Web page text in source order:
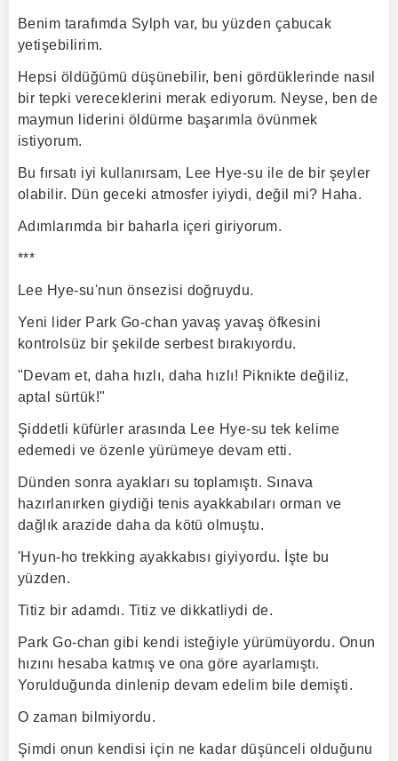
Benim tarafımda Sylph var, bu yüzden çabucak
yetişebilirim.
Hepsi öldüğümü düşünebilir, beni gördüklerinde nasıl
bir tepki vereceklerini merak ediyorum. Neyse, ben de
maymun liderini öldürme başarımla övünmek
istiyorum.
Bu fırsatı iyi kullanırsam, Lee Hye-su ile de bir şeyler
olabilir. Dün geceki atmosfer iyiydi, değil mi? Haha.
Adımlarımda bir baharla içeri giriyorum.
***
Lee Hye-su'nun önsezisi doğruydu.
Yeni lider Park Go-chan yavaş yavaş öfkesini
kontrolsüz bir şekilde serbest bırakıyordu.
"Devam et, daha hızlı, daha hızlı! Piknikte değiliz,
aptal sürtük!"
Şiddetli küfürler arasında Lee Hye-su tek kelime
edemedi ve özenle yürümeye devam etti.
Dünden sonra ayakları su toplamıştı. Sınava
hazırlanırken giydiği tenis ayakkabıları orman ve
dağlık arazide daha da kötü olmuştu.
'Hyun-ho trekking ayakkabısı giyiyordu. İşte bu
yüzden.
Titiz bir adamdı. Titiz ve dikkatliydi de.
Park Go-chan gibi kendi isteğiyle yürümüyordu. Onun
hızını hesaba katmış ve ona göre ayarlamıştı.
Yorulduğunda dinlenip devam edelim bile demişti.
O zaman bilmiyordu.
Şimdi onun kendisi için ne kadar düşünceli olduğunu